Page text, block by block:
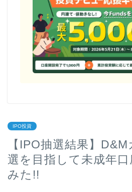
IPO投資
【IPO抽選結果】
選を目指して未成年
みた!!